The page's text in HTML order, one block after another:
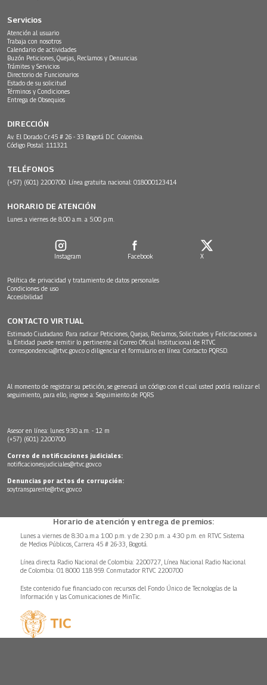
Servicios
Atención al usuario
Trabaja con nosotros
Calendario de actividades
Buzón Peticiones, Quejas, Reclamos y Denuncias
Trámites y Servicios
Directorio de Funcionarios
Estado de su solicitud
Términos y Condiciones
Entrega de Obsequios
DIRECCIÓN
Av. El Dorado Cr.45 # 26 - 33 Bogotá D.C. Colombia.
Código Postal: 111321
TELÉFONOS
(+57) (601) 2200700. Línea gratuita nacional: 018000123414
HORARIO DE ATENCIÓN
Lunes a viernes de 8:00 a.m. a 5:00 p.m.
Instagram Facebook X
Política de privacidad y tratamiento de datos personales
Condiciones de uso
Accesibilidad
CONTACTO VIRTUAL
Estimado Ciudadano: Para radicar Peticiones, Quejas, Reclamos, Solicitudes y Felicitaciones a
la Entidad puede remitir lo pertinente al Correo Oficial Institucional de RTVC
correspondencia@rtvc.gov.co o diligenciar el formulario en línea: Contacto PQRSD.
Al momento de registrar su petición, se generará un código con el cual usted podrá realizar el
seguimiento, para ello, ingrese a: Seguimiento de PQRS
Asesor en línea: lunes 9:30 a.m. - 12 m
(+57) (601) 2200700
Correo de notificaciones judiciales:
notificacionesjudiciales@rtvc.gov.co
Denuncias por actos de corrupción:
soytransparente@rtvc.gov.co
Horario de atención y entrega de premios:
Lunes a viernes de 8:30 a.m.a 1:00 p.m. y de 2:30 p.m. a 4:30 p.m. en RTVC Sistema
de Medios Públicos, Carrera 45 # 26-33, Bogotá.
Línea directa Radio Nacional de Colombia: 2200727, Línea Nacional Radio Nacional
de Colombia: 01 8000 118 959. Conmutador RTVC 2200700
Este contenido fue financiado con recursos del Fondo Único de Tecnologías de la
Información y las Comunicaciones de MinTic.